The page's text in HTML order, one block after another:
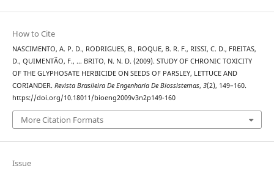
How to Cite
NASCIMENTO, A. P. D., RODRIGUES, B., ROQUE, B. R. F., RISSI, C. D., FREITAS,
D., QUIMENTÃO, F., … BRITO, N. N. D. (2009). STUDY OF CHRONIC TOXICITY
OF THE GLYPHOSATE HERBICIDE ON SEEDS OF PARSLEY, LETTUCE AND
CORIANDER. Revista Brasileira De Engenharia De Biossistemas, 3(2), 149–160.
https://doi.org/10.18011/bioeng2009v3n2p149-160
More Citation Formats
Issue